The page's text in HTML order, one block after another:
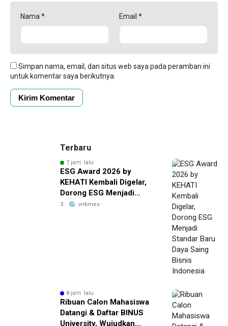
Nama* Email *
Simpan nama, email, dan situs web saya pada peramban ini
untuk komentar saya berikutnya.
Terbaru
7 jam lalu
ESG Award 2026 by
KEHATI Kembali Digelar,
Dorong ESG Menjadi
Standar Baru Daya Saing
3 vritimes
8 jam lalu
Ribuan Calon Mahasiswa
Datangi & Daftar BINUS
University, Wujudkan